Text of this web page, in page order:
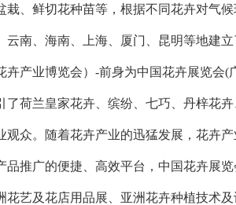
栽、鲜切花种苗等，根据不同花卉对气
云南、海南、上海、厦门、昆明等地建
卉产业博览会）-前身为中国花卉展览会
了荷兰皇家花卉、缤纷、七巧、丹梓花
观众。随着花卉产业的迅猛发展，花卉
品推广的便捷、高效平台，中国花卉展
花艺及花店用品展、亚洲花卉种植技术及